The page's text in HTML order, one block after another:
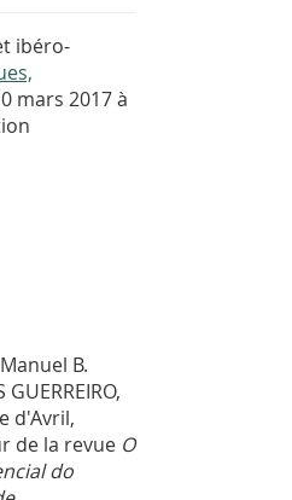
ibéro-
mars 2017 à
B.
GUERREIRO,
d'Avril,
de la revue O
do